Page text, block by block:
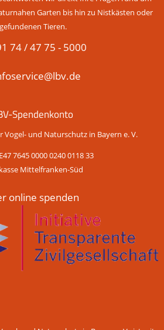
Garten bis hin zu Nistkästen oder
gefundenen Tieren.
74 / 47 75 - 5000
Spendenkonto
Vogel- und Naturschutz in Bayern e. V.
7645 0000 0240 0118 33
Mittelfranken-Süd
online spenden